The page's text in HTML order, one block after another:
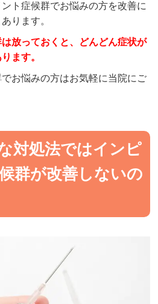
ト症候群でお悩みの方を改善に
ります。
は放っておくと、どんどん症状が
ます。
でお悩みの方はお気軽に当院にご
対処法ではインピ
群が改善しないの